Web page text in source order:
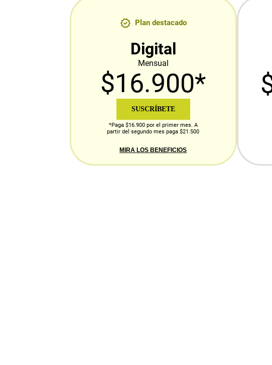
Plan destacado
Digital
Mensual
$16.900*
SUSCRÍBETE
*Paga $16.900 por el primer mes. A
partir del segundo mes paga $21.500
MIRA LOS BENEFICIOS